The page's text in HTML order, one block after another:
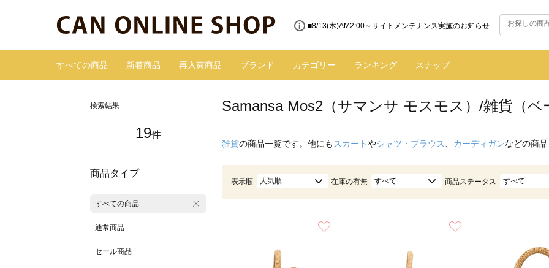
■8/13(木)AM2:00～サイトメンテナンス実施のお知らせ
すべての商品 新着商品 再入荷商品 ブランド カテゴリー ランキング スナップ
検索結果
19件
商品タイプ
すべての商品
通常商品
セール商品
Samansa Mos2（サマンサ モスモス）/雑貨（ベ
雑貨の商品一覧です。他にも スカートやシャツ・ブラウス カーディガンなどの商
表示順 人気順 在庫の有無 すべて 商品ステータス すべて